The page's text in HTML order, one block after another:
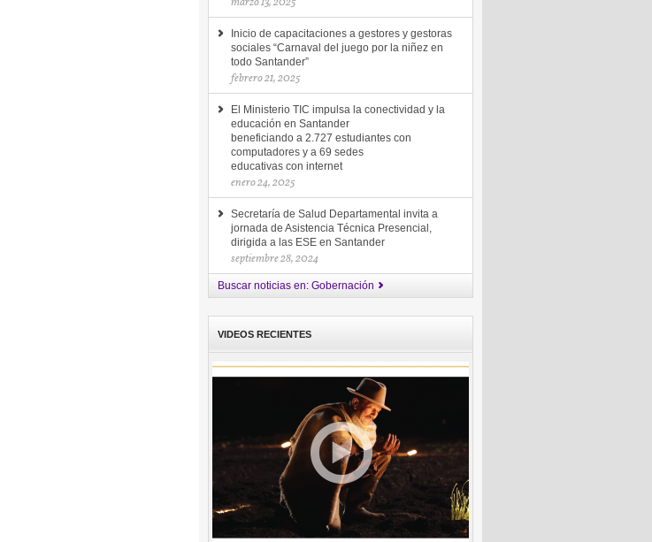
Inicio de capacitaciones a gestores y gestoras
sociales “Carnaval del juego por la niñez en
todo Santander”
febrero 21, 2025
El Ministerio TIC impulsa la conectividad y la
educación en Santander
beneficiando a 2.727 estudiantes con
computadores y a 69 sedes
educativas con internet
enero 24, 2025
Secretaría de Salud Departamental invita a
jornada de Asistencia Técnica Presencial,
dirigida a las ESE en Santander
septiembre 28, 2024
Buscar noticias en: Gobernación
VIDEOS RECIENTES